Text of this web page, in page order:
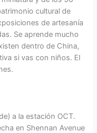
cultural de
de artesanía
Se aprende mucho
dentro de China,
si vas con niños. El
a la estación OCT.
en Shennan Avenue